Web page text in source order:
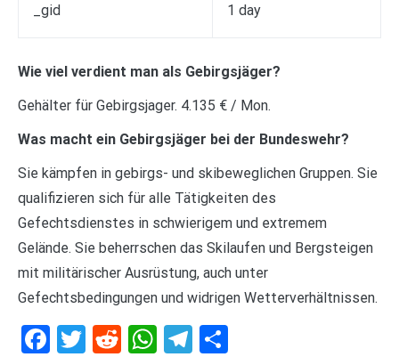
_gid 1 day
Wie viel verdient man als Gebirgsjäger?
Gehälter für Gebirgsjager. 4.135 € / Mon.
Was macht ein Gebirgsjäger bei der Bundeswehr?
Sie kämpfen in gebirgs- und skibeweglichen Gruppen. Sie
qualifizieren sich für alle Tätigkeiten des
Gefechtsdienstes in schwierigem und extremem
Gelände. Sie beherrschen das Skilaufen und Bergsteigen
mit militärischer Ausrüstung, auch unter
Gefechtsbedingungen und widrigen Wetterverhältnissen.
Facebook
Twitter
RedditWhatsApp
Telegram